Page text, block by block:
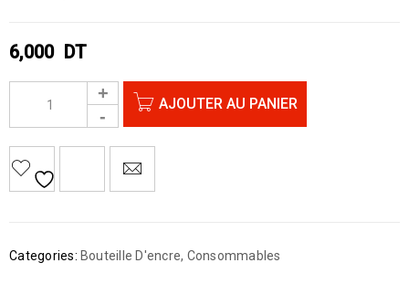
6,000 DT
AJOUTER AU PANIER
Categories: Bouteille D'encre, Consommables